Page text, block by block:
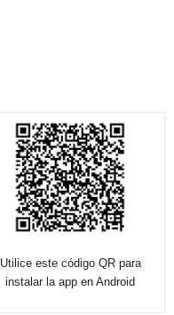
Utilice este código QR para
instalar la app en Android